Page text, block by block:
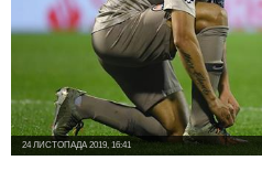
24 ЛИСТОПАДА 2019, 16:41